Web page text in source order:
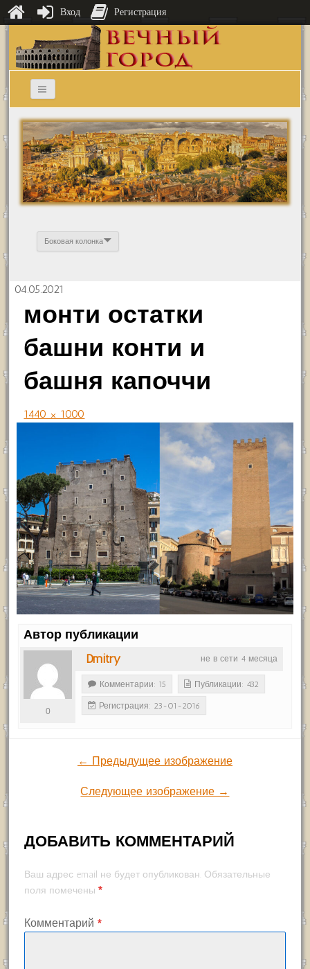
Боковая колонка
04.05.2021
монти остатки
башни конти и
башня капоччи
1440 × 1000
Автор публикации
не в сети 4 месяца
Dmitry
0
Комментарии: 15 Публикации: 432
Регистрация: 23-01-2016
← Предыдущее изображение
Следующее изображение →
ДОБАВИТЬ КОММЕНТАРИЙ
Ваш адрес email не будет опубликован. Обязательные
поля помечены *
Комментарий *
Вход Регистрация